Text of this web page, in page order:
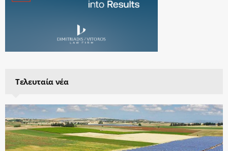
Τελευταία νέα